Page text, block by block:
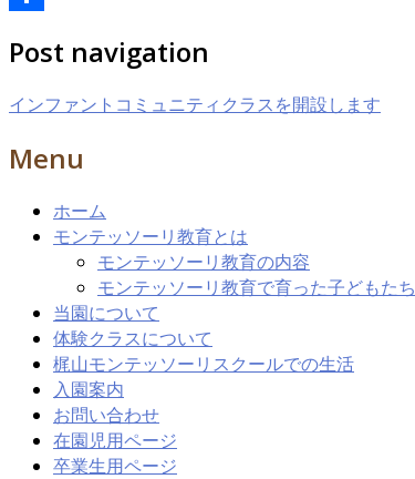
有
Post navigation
インファントコミュニティクラスを開設します
Menu
ホーム
モンテッソーリ教育とは
モンテッソーリ教育の内容
モンテッソーリ教育で育った子どもたち
当園について
体験クラスについて
梶山モンテッソーリスクールでの生活
入園案内
お問い合わせ
在園児用ページ
卒業生用ページ